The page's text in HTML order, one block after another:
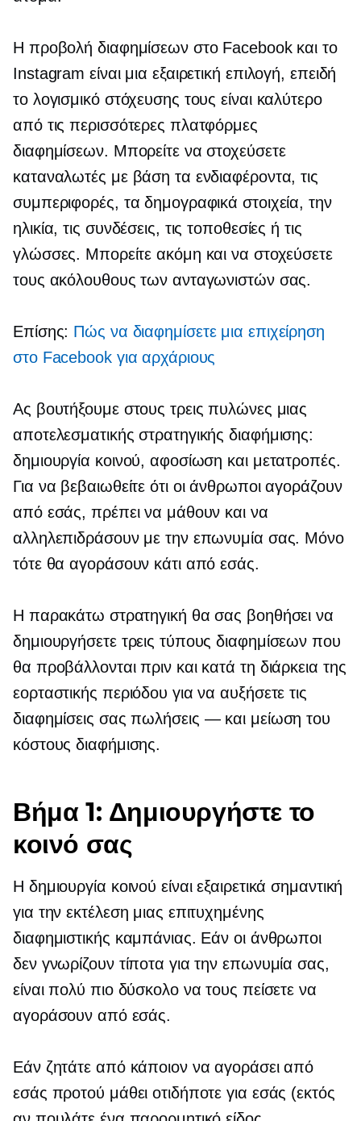
Η προβολή διαφημίσεων στο Facebook και το
Instagram είναι μια εξαιρετική επιλογή, επειδή
το λογισμικό στόχευσης τους είναι καλύτερο
από τις περισσότερες πλατφόρμες
διαφημίσεων. Μπορείτε να στοχεύσετε
καταναλωτές με βάση τα ενδιαφέροντα, τις
συμπεριφορές, τα δημογραφικά στοιχεία, την
ηλικία, τις συνδέσεις, τις τοποθεσίες ή τις
γλώσσες. Μπορείτε ακόμη και να στοχεύσετε
τους ακόλουθους των ανταγωνιστών σας.
Επίσης: Πώς να διαφημίσετε μια επιχείρηση
στο Facebook για αρχάριους
Ας βουτήξουμε στους τρεις πυλώνες μιας
αποτελεσματικής στρατηγικής διαφήμισης:
δημιουργία κοινού, αφοσίωση και μετατροπές.
Για να βεβαιωθείτε ότι οι άνθρωποι αγοράζουν
από εσάς, πρέπει να μάθουν και να
αλληλεπιδράσουν με την επωνυμία σας. Μόνο
τότε θα αγοράσουν κάτι από εσάς.
Η παρακάτω στρατηγική θα σας βοηθήσει να
δημιουργήσετε τρεις τύπους διαφημίσεων που
θα προβάλλονται πριν και κατά τη διάρκεια της
εορταστικής περιόδου για να αυξήσετε τις
διαφημίσεις σαςπωλήσεις — και μείωση του
κόστους διαφήμισης.
Βήμα 1: Δημιουργήστε το
κοινό σας
Η δημιουργία κοινού είναι εξαιρετικά σημαντική
για την εκτέλεση μιας επιτυχημένης
διαφημιστικής καμπάνιας. Εάν οι άνθρωποι
δεν γνωρίζουν τίποτα για την επωνυμία σας,
είναι πολύ πιο δύσκολο να τους πείσετε να
αγοράσουν από εσάς.
Εάν ζητάτε από κάποιον να αγοράσει από
εσάς προτού μάθει οτιδήποτε για εσάς (εκτός